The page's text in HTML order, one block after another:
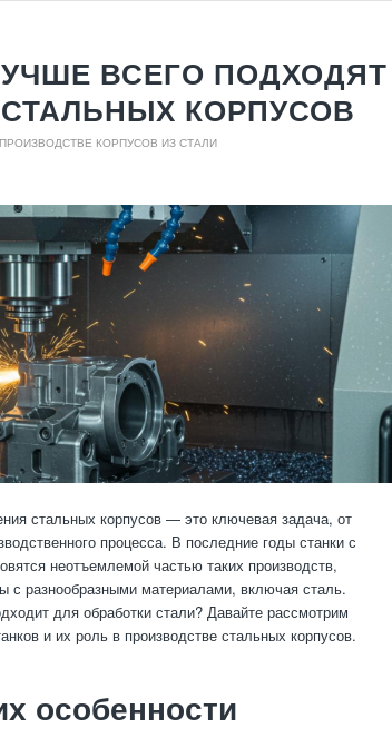
ВСЕГО ПОДХОДЯТ
КОРПУСОВ
КОРПУСОВ ИЗ СТАЛИ
стальных корпусов — это ключевая задача, от
процесса. В последние годы станки с
неотъемлемой частью таких производств,
с разнообразными материалами, включая сталь.
для обработки стали? Давайте рассмотрим
и их роль в производстве стальных корпусов.
особенности